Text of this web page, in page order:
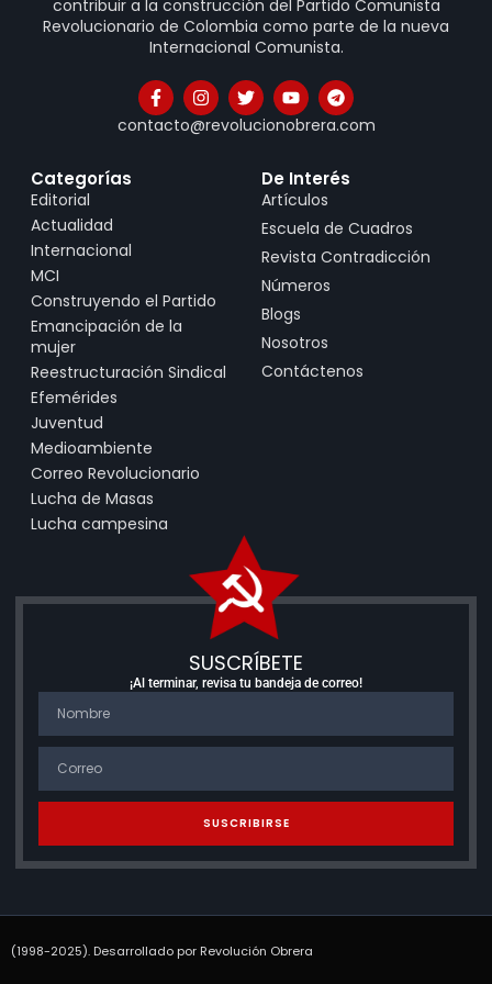
contribuir a la construcción del Partido Comunista
Revolucionario de Colombia como parte de la nueva
Internacional Comunista.
contacto@revolucionobrera.com
Categorías
Editorial
Actualidad
Internacional
MCI
Construyendo el Partido
Emancipación de la
mujer
Reestructuración Sindical
Efemérides
Juventud
Medioambiente
Correo Revolucionario
Lucha de Masas
Lucha campesina
De Interés
Artículos
Escuela de Cuadros
Revista Contradicción
Números
Blogs
Nosotros
Contáctenos
SUSCRÍBETE
¡Al terminar, revisa tu bandeja de correo!
SUSCRIBIRSE
(1998-2025). Desarrollado por Revolución Obrera